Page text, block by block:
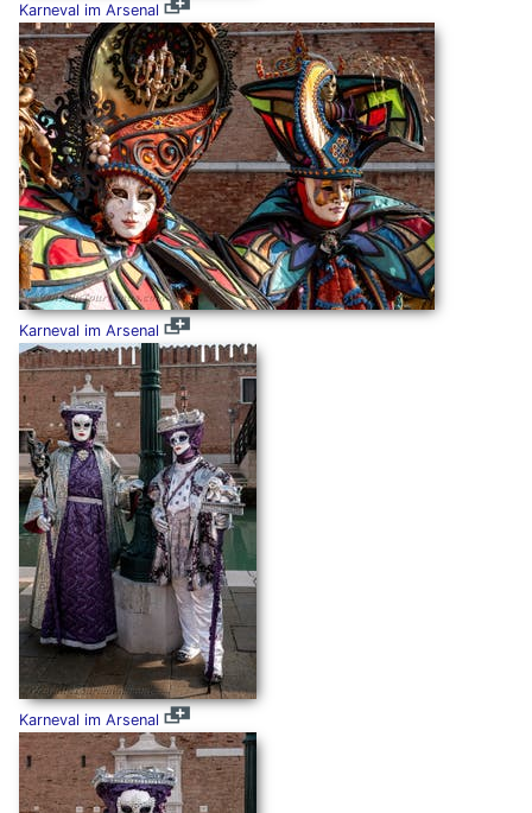
Karneval im Arsenal
Karneval im Arsenal
Karneval im Arsenal